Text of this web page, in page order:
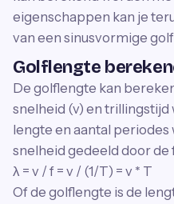
eigenschappen kan je
van een sinusvormige
Golflengte
De golflengte kan
snelheid (v) en trillingstijd
lengte en aantal periodes
snelheid gedeeld door de
λ = v / f = v / (1/T) = v * T
Of de golflengte is de